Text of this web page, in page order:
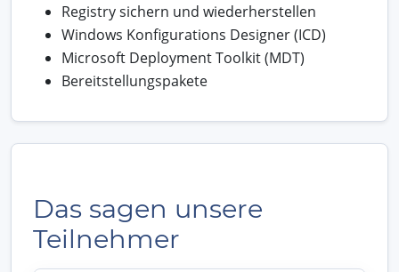
Registry sichern und wiederherstellen
Windows Konfigurations Designer (ICD)
Microsoft Deployment Toolkit (MDT)
Bereitstellungspakete
Das sagen unsere
Teilnehmer